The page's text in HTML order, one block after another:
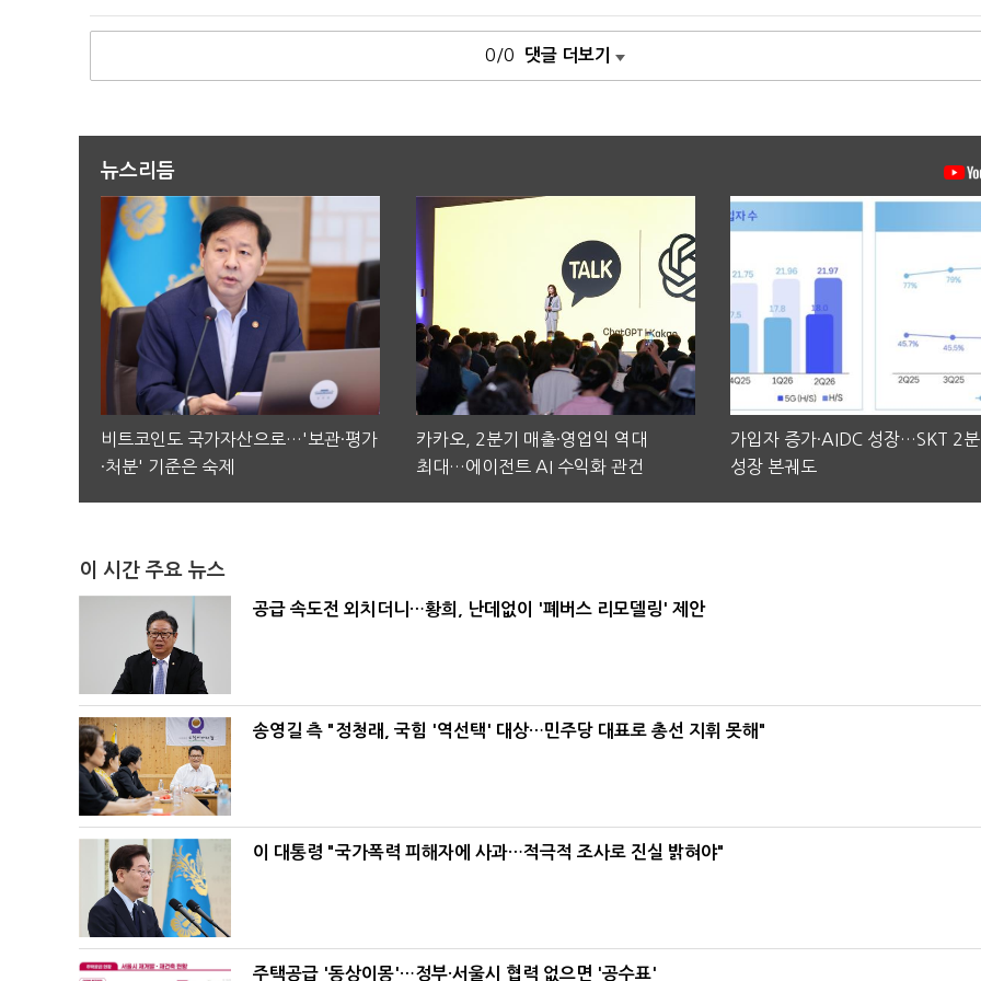
0/0 댓글 더보기
뉴스리듬
비트코인도 국가자산으로…'보관·평가
·처분' 기준은 숙제
카카오, 2분기 매출·영업익 역대
최대…에이전트 AI 수익화 관건
가입자 증가·AIDC 성장…SKT 2
성장 본궤도
이 시간 주요 뉴스
공급 속도전 외치더니…황희, 난데없이 '폐버스 리모델링' 제안
송영길 측 "정청래, 국힘 '역선택' 대상…민주당 대표로 총선 지휘 못해"
이 대통령 "국가폭력 피해자에 사과…적극적 조사로 진실 밝혀야"
주택공급 '동상이몽'…정부·서울시 협력 없으면 '공수표'